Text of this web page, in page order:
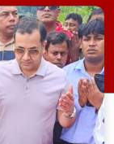
মাননীয়
চৌধুরী।
করার সুযোগ
কার্যক্রমের
[…]